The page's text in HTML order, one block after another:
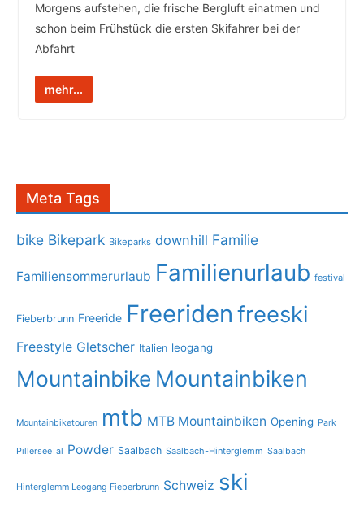
Morgens aufstehen, die frische Bergluft einatmen und
schon beim Frühstück die ersten Skifahrer bei der
Abfahrt
mehr...
Meta Tags
bike Bikepark Bikeparks downhill Familie
Familiensommerurlaub Familienurlaub festival
Fieberbrunn Freeride Freeriden freeski
Freestyle Gletscher Italien leogang
Mountainbike Mountainbiken
Mountainbiketouren mtb MTB Mountainbiken Opening Park
PillerseeTal Powder Saalbach Saalbach-Hinterglemm Saalbach
Hinterglemm Leogang Fieberbrunn Schweiz ski